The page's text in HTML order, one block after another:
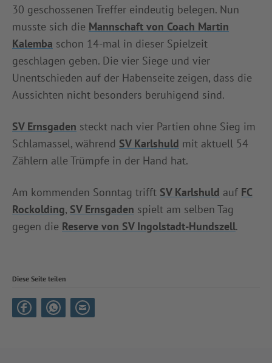
30 geschossenen Treffer eindeutig belegen. Nun
musste sich die Mannschaft von Coach Martin
Kalemba schon 14-mal in dieser Spielzeit
geschlagen geben. Die vier Siege und vier
Unentschieden auf der Habenseite zeigen, dass die
Aussichten nicht besonders beruhigend sind.
SV Ernsgaden steckt nach vier Partien ohne Sieg im
Schlamassel, während SV Karlshuld mit aktuell 54
Zählern alle Trümpfe in der Hand hat.
Am kommenden Sonntag trifft SV Karlshuld auf FC
Rockolding, SV Ernsgaden spielt am selben Tag
gegen die Reserve von SV Ingolstadt-Hundszell.
Diese Seite teilen